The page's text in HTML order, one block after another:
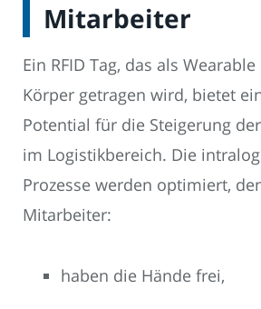
Mitarbeiter
Ein RFID Tag, das als
Körper getragen wird, bietet
Potential für die Steigerung
im Logistikbereich. Die
Prozesse werden optimiert,
Mitarbeiter:
haben die Hände frei,